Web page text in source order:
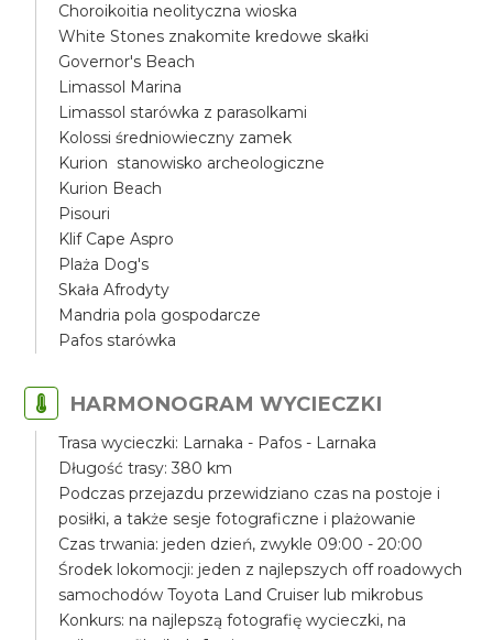
Choroikoitia neolityczna wioska
White Stones znakomite kredowe skałki
Governor's Beach
Limassol Marina
Limassol starówka z parasolkami
Kolossi średniowieczny zamek
Kurion stanowisko archeologiczne
Kurion Beach
Pisouri
Klif Cape Aspro
Plaża Dog's
Skała Afrodyty
Mandria pola gospodarcze
Pafos starówka
HARMONOGRAM WYCIECZKI
Trasa wycieczki: Larnaka - Pafos - Larnaka
Długość trasy: 380 km
Podczas przejazdu przewidziano czas na postoje i
posiłki, a także sesje fotograficzne i plażowanie
Czas trwania: jeden dzień, zwykle 09:00 - 20:00
Środek lokomocji: jeden z najlepszych off roadowych
samochodów Toyota Land Cruiser lub mikrobus
Konkurs: na najlepszą fotografię wycieczki, na